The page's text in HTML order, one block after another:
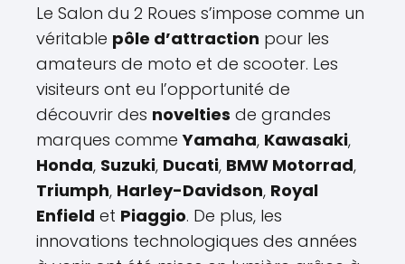
Le Salon du 2 Roues s’impose comme un
véritable pôle d’attraction pour les
amateurs de moto et de scooter. Les
visiteurs ont eu l’opportunité de
découvrir des novelties de grandes
marques commeYamaha, Kawasaki,
Honda, Suzuki, Ducati, BMW Motorrad,
Triumph, Harley-Davidson, Royal
Enfield et Piaggio. De plus, les
innovations technologiques des années